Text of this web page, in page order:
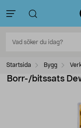
Startsida Bygg
Borr-/bitssats